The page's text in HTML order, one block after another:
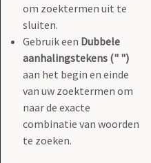
om zoektermen uit te
sluiten.
Gebruik een Dubbele
aanhalingstekens (" ")
aan het begin en einde
van uw zoektermen om
naar de exacte
combinatie van woorden
te zoeken.